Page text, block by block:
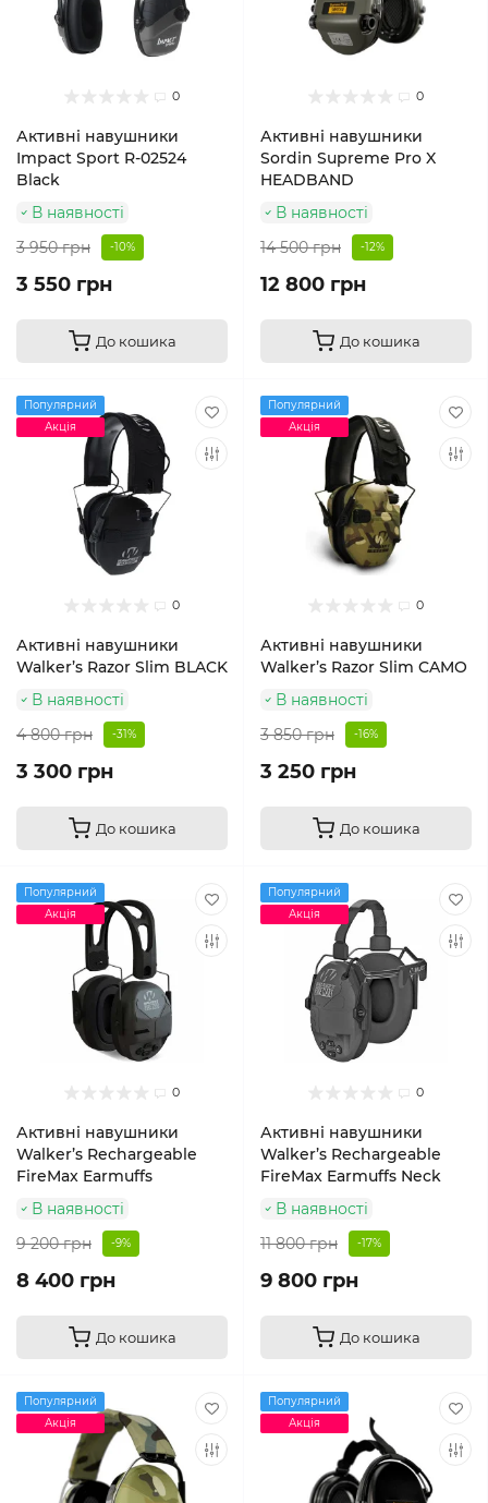
0
Активні навушники
Impact Sport R-02524
Black
В наявності
3 950 грн
-10%
3 550 грн
До кошика
0
Активні навушники
Sordin Supreme Pro X
HEADBAND
В наявності
14 500 грн
-12%
12 800 грн
До кошика
Популярний
Акція
0
Активні навушники
Walker’s Razor Slim BLACK
В наявності
4 800 грн
-31%
3 300 грн
До кошика
Популярний
Акція
0
Активні навушники
Walker’s Razor Slim CAMO
В наявності
3 850 грн
-16%
3 250 грн
До кошика
Популярний
Акція
0
Активні навушники
Walker’s Rechargeable
FireMax Earmuffs
В наявності
9 200 грн
-9%
8 400 грн
До кошика
Популярний
Акція
0
Активні навушники
Walker’s Rechargeable
FireMax Earmuffs Neck
В наявності
11 800 грн
-17%
9 800 грн
До кошика
Популярний
Акція
Популярний
Акція